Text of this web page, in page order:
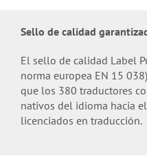
Sello de calidad
El sello de calidad Label
norma europea EN 15
que los 380 traductores
nativos del idioma hacia
licenciados en traducción.